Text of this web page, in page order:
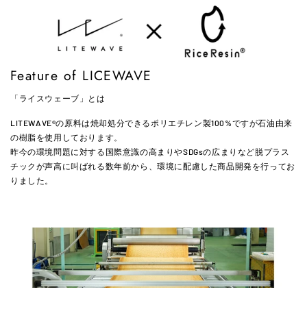
Feature of LICEWAVE
「ライスウェーブ」とは
LITEWAVE®の原料は焼却処分できるポリエチレン製100%ですが石油由来
の樹脂を使用しております。
昨今の環境問題に対する国際意識の高まりやSDGsの広まりなど脱プラス
チックが声高に叫ばれる数年前から、環境に配慮した商品開発を行ってお
りました。